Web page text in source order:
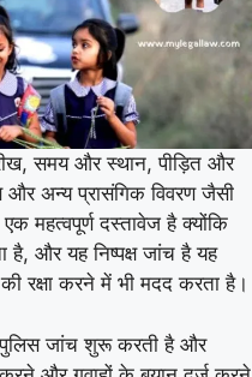
समय और स्थान, पीड़ित और
और अन्य प्रासंगिक विवरण जैसी
एक महत्वपूर्ण दस्तावेज है क्योंकि
है, और यह निष्पक्ष जांच है यह
रक्षा करने में भी मदद करता है।
जांच शुरू करती है और